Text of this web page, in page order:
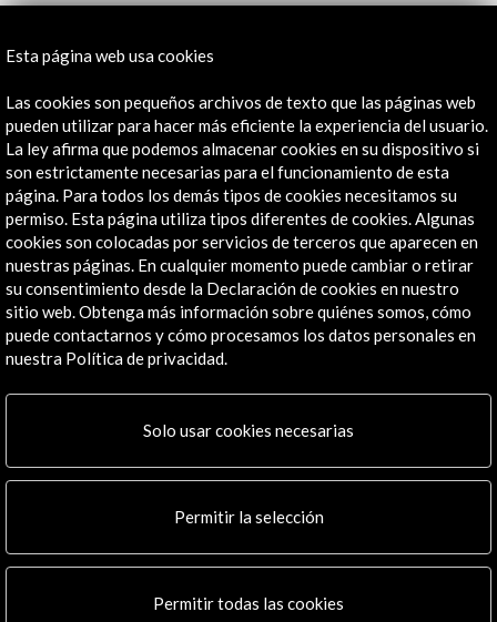
Línea de tiempo
25 Ene - 31 Ene 2019
Barefoot Gallery and Café
Colombo, Sri Lanka
Recibe las últimas NOVEDADES
Suscríbete a nuestro boletín digital
Esta página web usa cookies
Las cookies son pequeños archivos de texto que las páginas web
pueden utilizar para hacer más eficiente la experiencia del usuario.
La ley afirma que podemos almacenar cookies en su dispositivo si
son estrictamente necesarias para el funcionamiento de esta
página. Para todos los demás tipos de cookies necesitamos su
permiso. Esta página utiliza tipos diferentes de cookies. Algunas
cookies son colocadas por servicios de terceros que aparecen en
nuestras páginas. En cualquier momento puede cambiar o retirar
su consentimiento desde la Declaración de cookies en nuestro
sitio web. Obtenga más información sobre quiénes somos, cómo
puede contactarnos y cómo procesamos los datos personales en
nuestra Política de privacidad.
Solo usar cookies necesarias
Permitir la selección
Permitir todas las cookies